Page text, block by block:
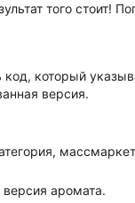
того стоит!
который
версия.
версия аромата.